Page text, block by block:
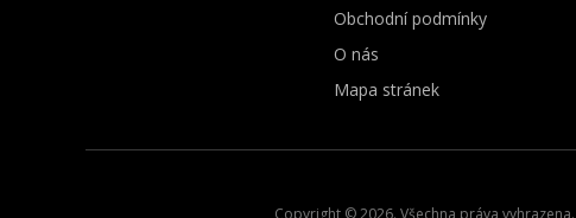
Obchodní podmínky
O nás
Mapa stránek
Copyright © 2026. Všechna práva